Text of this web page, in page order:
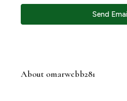
Send
About omarwebb281